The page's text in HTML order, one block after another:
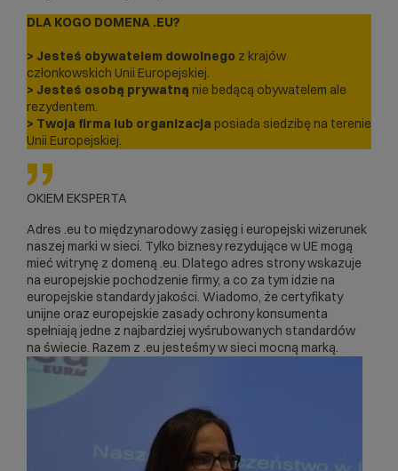
DLA KOGO DOMENA .EU?
> Jesteś obywatelem dowolnego z krajów
członkowskich Unii Europejskiej.
> Jesteś osobą prywatną nie bedącą obywatelem ale
rezydentem.
> Twoja firma lub organizacja posiada siedzibę na terenie
Unii Europejskiej.
OKIEM EKSPERTA
Adres .eu to międzynarodowy zasięg i europejski wizerunek
naszej marki w sieci. Tylko biznesy rezydujące w UE mogą
mieć witrynę z domeną .eu. Dlatego adres strony wskazuje
na europejskie pochodzenie firmy, a co za tym idzie na
europejskie standardy jakości. Wiadomo, że certyfikaty
unijne oraz europejskie zasady ochrony konsumenta
spełniają jedne z najbardziej wyśrubowanych standardów
na świecie. Razem z .eu jesteśmy w sieci mocną marką.